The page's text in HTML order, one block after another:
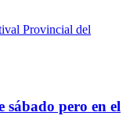
sábado pero en el